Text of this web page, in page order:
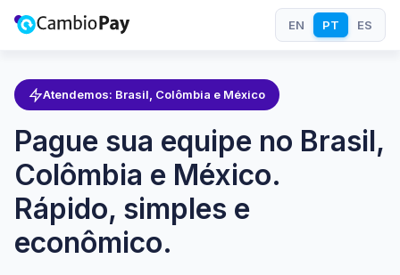
EN PT ES
Atendemos: Brasil, Colômbia e México
Pague sua equipe no Brasil,
Colômbia e México.
Rápido, simples e
econômico.